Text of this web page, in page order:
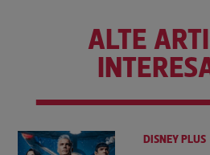
ALTE
DISNEY PLUS